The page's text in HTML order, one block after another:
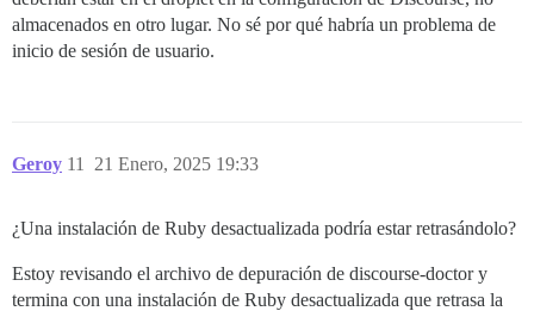
almacenados en otro lugar. No sé por qué habría un problema de
inicio de sesión de usuario.
Geroy 21 Enero, 2025 19:33
11
¿Una instalación de Ruby desactualizada podría estar retrasándolo?
Estoy revisando el archivo de depuración de discourse-doctor y
termina con una instalación de Ruby desactualizada que retrasa la